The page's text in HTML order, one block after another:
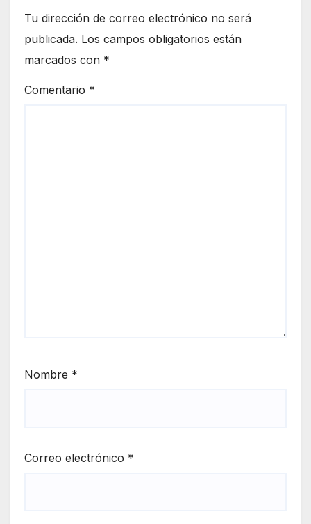
Tu dirección de correo electrónico no será
publicada. Los campos obligatorios están
marcados con *
Comentario *
Nombre *
Correo electrónico *